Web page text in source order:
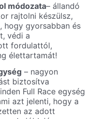
módozata– állandó
rajtolni készülsz,
hogy gyorsabban és
védi a
fordulattól,
élettartamát!
– nagyon
biztosítva
Full Race egység
azt jelenti, hogy a
az adott